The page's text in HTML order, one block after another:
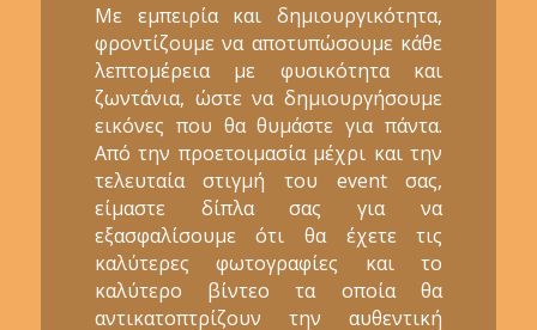
Με εμπειρία και δημιουργικότητα,
φροντίζουμε να αποτυπώσουμε κάθε
λεπτομέρεια με φυσικότητα και
ζωντάνια, ώστε να δημιουργήσουμε
εικόνες που θα θυμάστε για πάντα.
Από την προετοιμασία μέχρι και την
τελευταία στιγμή του event σας,
είμαστε δίπλα σας για να
εξασφαλίσουμε ότι θα έχετε τις
καλύτερες φωτογραφίες και το
καλύτερο βίντεο τα οποία θα
αντικατοπτρίζουν την αυθεντική